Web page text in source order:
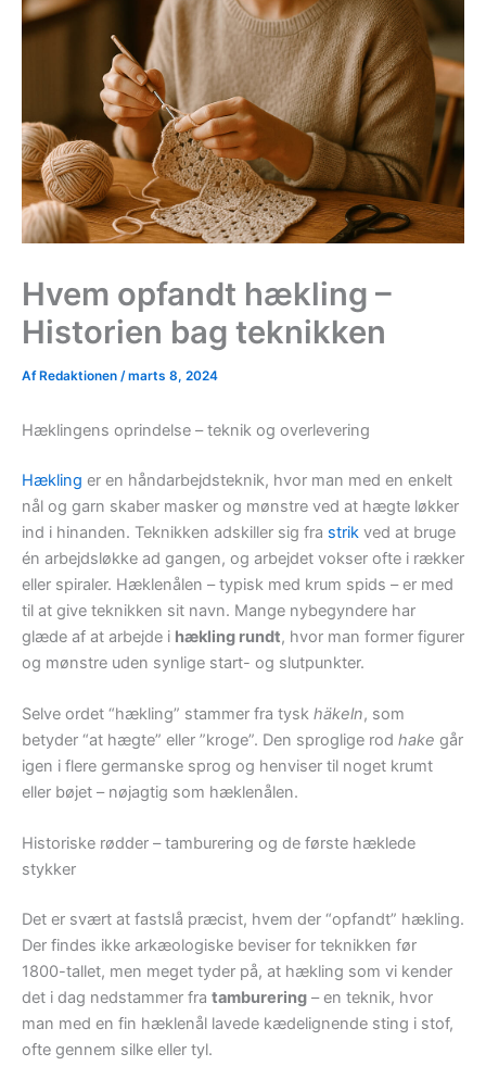
Hvem opfandt hækling –
Historien bag teknikken
AfRedaktionen /marts 8, 2024
Hæklingens oprindelse – teknik og overlevering
Hækling er en håndarbejdsteknik, hvor man med en enkelt
nål og garn skaber masker og mønstre ved at hægte løkker
ind i hinanden. Teknikken adskiller sig fra strik ved at bruge
én arbejdsløkke ad gangen, og arbejdet vokser ofte i rækker
eller spiraler. Hæklenålen – typisk med krum spids – er med
til at give teknikken sit navn. Mange nybegyndere har
glæde af at arbejde i hækling rundt, hvor man former figurer
og mønstre uden synlige start- og slutpunkter.
Selve ordet “hækling” stammer fra tysk häkeln, som
betyder “at hægte” eller ”kroge”. Den sproglige rod hake går
igen i flere germanske sprog og henviser til noget krumt
eller bøjet – nøjagtig som hæklenålen.
Historiske rødder – tamburering og de første hæklede
stykker
Det er svært at fastslå præcist, hvem der “opfandt” hækling.
Der findes ikke arkæologiske beviser for teknikken før
1800-tallet, men meget tyder på, at hækling som vi kender
det i dag nedstammer fra tamburering – en teknik, hvor
man med en fin hæklenål lavede kædelignende sting i stof,
ofte gennem silke eller tyl.